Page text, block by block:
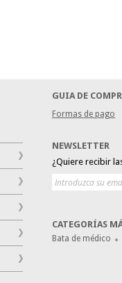
GUIA DE
Formas de pago
NEWSLETTER
¿Quiere recibir
CATEGORÍAS
Bata de médico